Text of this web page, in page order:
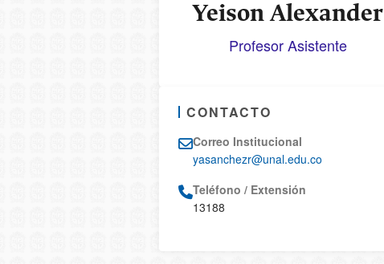
Yeison Alexander
Profesor Asistente
CONTACTO
Correo Institucional
yasanchezr@unal.edu.co
Teléfono / Extensión
13188